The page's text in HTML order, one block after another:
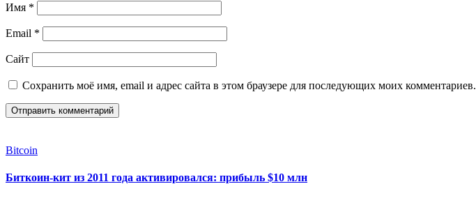
Имя *
Email *
Сайт
Сохранить моё имя, email и адрес сайта в этом браузере для последующих моих комментариев.
Bitcoin
Биткоин-кит из 2011 года активировался: прибыль $10 млн